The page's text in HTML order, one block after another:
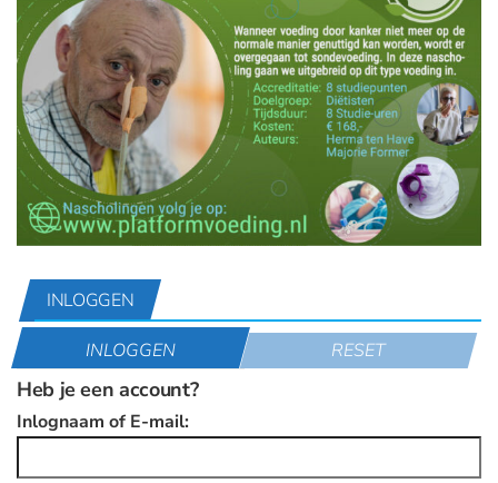
INLOGGEN
INLOGGEN RESET
Heb je een account?
Inlognaam of E-mail: